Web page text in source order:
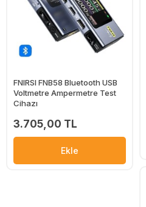
FNIRSI FNB58 Bluetooth USB
Voltmetre Ampermetre Test
Cihazı
3.705,00 TL
Ekle